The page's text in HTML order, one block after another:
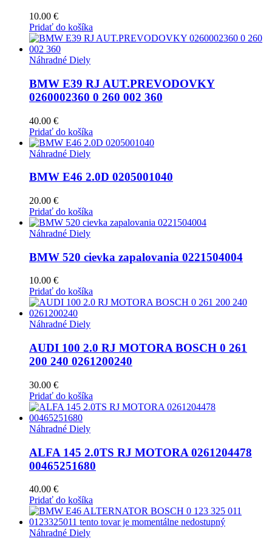
10.00 €
Pridať do košíka
Náhradné Diely
BMW E39 RJ AUT.PREVODOVKY
0260002360 0 260 002 360
40.00 €
Pridať do košíka
Náhradné Diely
BMW E46 2.0D 0205001040
20.00 €
Pridať do košíka
Náhradné Diely
BMW 520 cievka zapalovania 0221504004
10.00 €
Pridať do košíka
Náhradné Diely
AUDI 100 2.0 RJ MOTORA BOSCH 0 261
200 240 0261200240
30.00 €
Pridať do košíka
Náhradné Diely
ALFA 145 2.0TS RJ MOTORA 0261204478
00465251680
40.00 €
Pridať do košíka
Náhradné Diely